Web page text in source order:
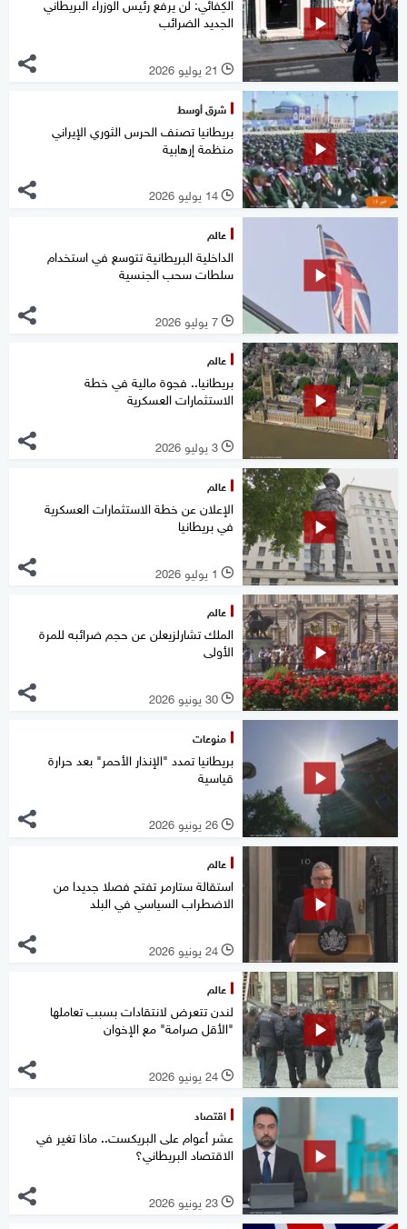
الجديد الضرائب
l 21 يوليو 2026
شرق أوسط
بريطانيا تصنف الحرس الثوري الإيراني
منظمة إرهابية
l 14 يوليو 2026
عالم
الداخلية البريطانية تتوسع في استخدام
سلطات سحب الجنسية
l 7 يوليو 2026
عالم
بريطانيا.. فجوة مالية في خطة
الاستثمارات العسكرية
l 3 يوليو 2026
عالم
الإعلان عن خطة الاستثمارات العسكرية
في بريطانيا
l 1 يوليو 2026
عالم
الملك تشارلزيعلن عن حجم ضرائبه للمرة
الأولى
l 30 يونيو 2026
منوعات
بريطانيا تمدد "الإنذار الأحمر" بعد حرارة
قياسية
l 26 يونيو 2026
عالم
استقالة ستارمر تفتح فصلا جديدا من
الاضطراب السياسي في البلد
l 24 يونيو 2026
عالم
لندن تتعرض لانتقادات بسبب تعاملها
"الأقل صرامة" مع الإخوان
l 24 يونيو 2026
اقتصاد
عشر أعوام على البريكست.. ماذا تغير في
الاقتصاد البريطاني؟
l 23 يونيو 2026